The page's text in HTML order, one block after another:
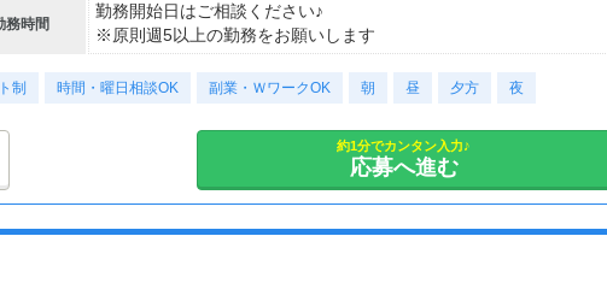
0万円」選べます！
1日100～130件程度配達する方がほとんど♪
ご都合にあわせてルートや個数は調整可能！
＊週払い可能（勤務の翌週にお支払い）
＊現金手渡し・日払いご相談OK
＊前払い制度あり（稼働分のみ）
務時間
勤務開始日はご相談ください♪
※原則週5以上の勤務をお願いします
制 時間・曜日相談OK 副業・ＷワークOK 朝 昼 夕方 夜
約1分でカンタン入力♪
応募へ進む